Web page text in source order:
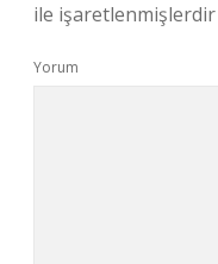
ile işaretlenmişlerdir
Yorum